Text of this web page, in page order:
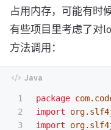
占用内存，可能有时
有些项目里考虑了对
方法调用：
1
2
3
package
import
import